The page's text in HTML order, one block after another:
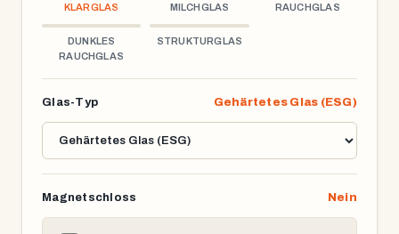
KLARGLAS MILCHGLAS RAUCHGLAS
DUNKLES
RAUCHGLAS
STRUKTURGLAS
Glas-Typ Gehärtetes Glas (ESG)
Magnetschloss Nein